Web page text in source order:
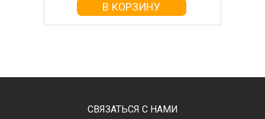
В КОРЗИНУ
СВЯЗАТЬСЯ С НАМИ